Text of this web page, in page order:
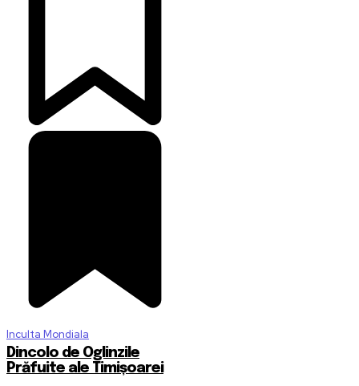
Inculta Mondiala
Dincolo de Oglinzile
Prăfuite ale Timișoarei